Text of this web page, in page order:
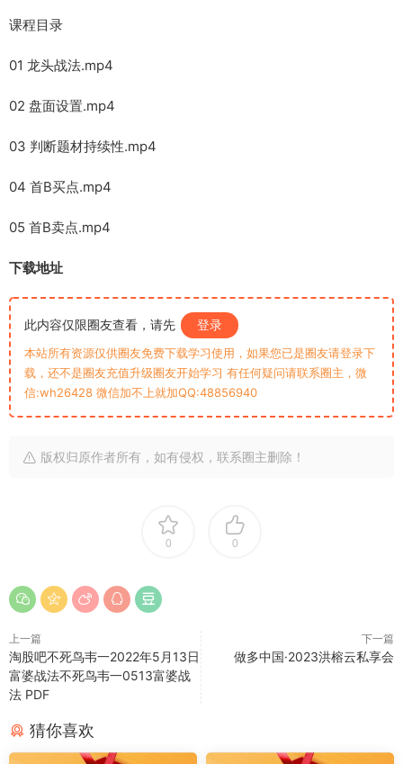
课程目录
01 龙头战法.mp4
02 盘面设置.mp4
03 判断题材持续性.mp4
04 首B买点.mp4
05 首B卖点.mp4
下载地址
此内容仅限圈友查看，请先 登录
本站所有资源仅供圈友免费下载学习使用，如果您已是圈友请登录下
载，还不是圈友充值升级圈友开始学习 有任何疑问请联系圈主，微
信:wh26428 微信加不上就加QQ:48856940
版权归原作者所有，如有侵权，联系圈主删除！
0 0
上一篇
淘股吧不死鸟韦一2022年5月13日
富婆战法不死鸟韦一0513富婆战
法 PDF
下一篇
做多中国·2023洪榕云私享会
猜你喜欢